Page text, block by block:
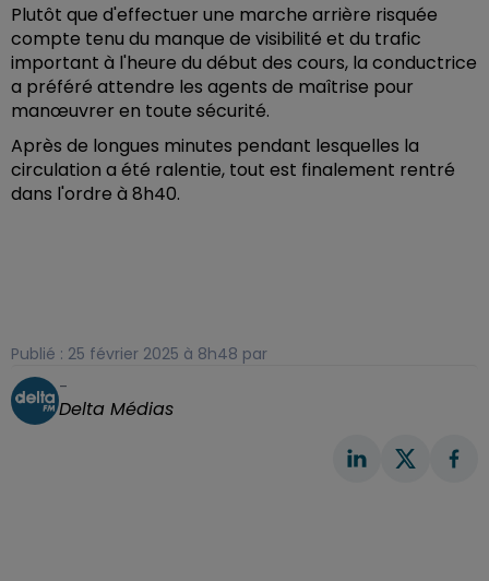
Plutôt que d'effectuer une marche arrière risquée
compte tenu du manque de visibilité et du trafic
important à l'heure du début des cours, la conductrice
a préféré attendre les agents de maîtrise pour
manœuvrer en toute sécurité.
Après de longues minutes pendant lesquelles la
circulation a été ralentie, tout est finalement rentré
dans l'ordre à 8h40.
Publié : 25 février 2025 à 8h48 par
-
Delta Médias